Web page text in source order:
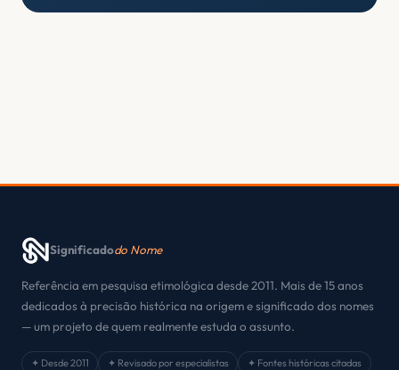
Significadodo Nome
Referência em pesquisa etimológica desde 2011. Mais de 15 anos
dedicados à precisão histórica na origem e significado dos nomes
— um projeto de quem realmente estuda o assunto.
✦ Desde 2011 ✦ Revisado por especialistas
✦ Fontes históricas citadas